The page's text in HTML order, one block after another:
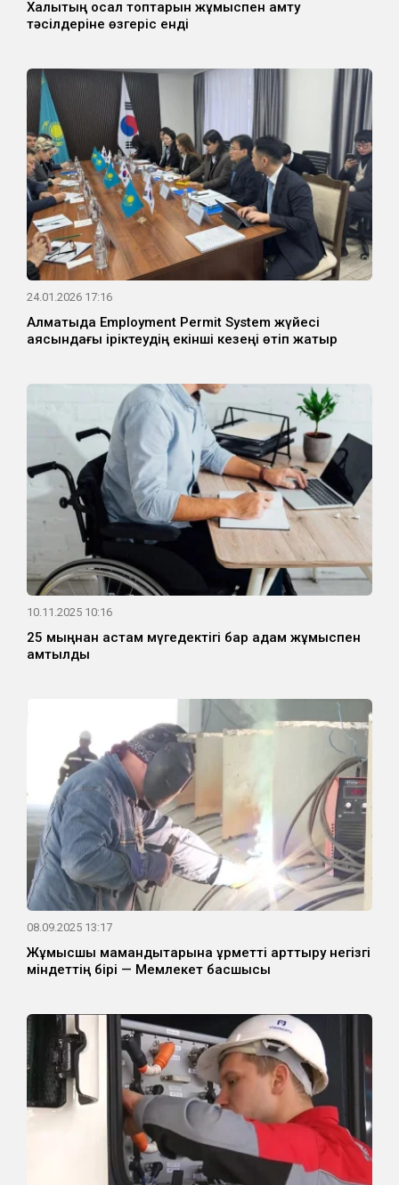
Халықтың осал топтарын жұмыспен қамту
тәсілдеріне өзгеріс енді
24.01.2026 17:16
Алматыда Employment Permit System жүйесі
аясындағы іріктеудің екінші кезеңі өтіп жатыр
10.11.2025 10:16
25 мыңнан астам мүгедектігі бар адам жұмыспен
қамтылды
08.09.2025 13:17
Жұмысшы мамандықтарына құрметті арттыру негізгі
міндеттің бірі — Мемлекет басшысы